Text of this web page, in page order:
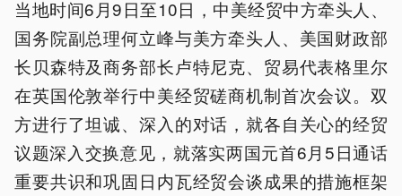
当地时间6月9日至10日，中美经贸中方牵头人、
国务院副总理何立峰与美方牵头人、美国财政部
长贝森特及商务部长卢特尼克、贸易代表格里尔
在英国伦敦举行中美经贸磋商机制首次会议。双
方进行了坦诚、深入的对话，就各自关心的经贸
议题深入交换意见，就落实两国元首6月5日通话
重要共识和巩固日内瓦经贸会谈成果的措施框架